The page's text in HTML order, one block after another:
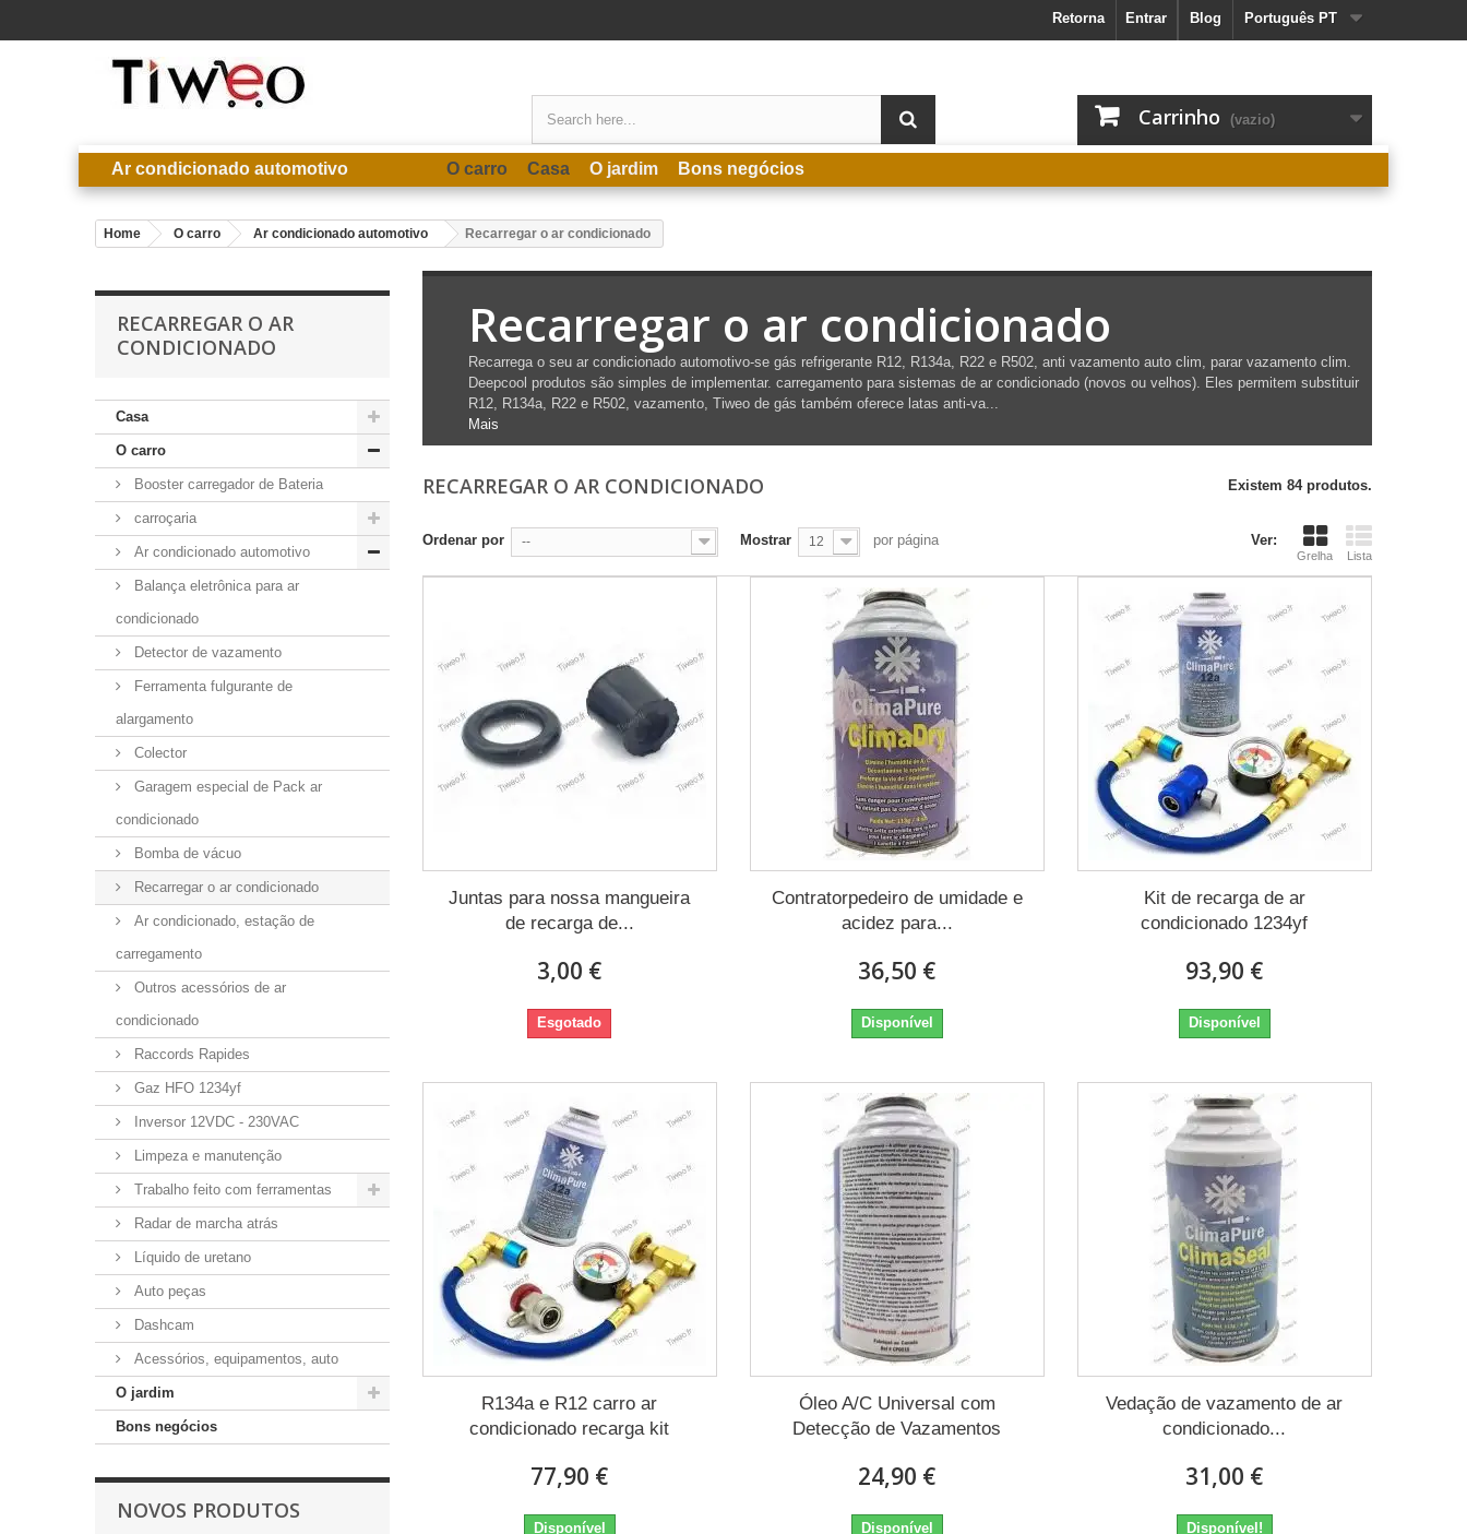
Português PT
Blog
Entrar
Retorna
Carrinho (vazio)
Ar condicionado automotivo O carro Casa O jardim Bons negócios
Home O carro Ar condicionado automotivo Recarregar o ar condicionado
RECARREGAR O AR
CONDICIONADO
Casa
O carro
Booster carregador de Bateria
carroçaria
Ar condicionado automotivo
Balança eletrônica para ar
condicionado
Detector de vazamento
Ferramenta fulgurante de
alargamento
Colector
Garagem especial de Pack ar
condicionado
Bomba de vácuo
Recarregar o ar condicionado
Ar condicionado, estação de
carregamento
Outros acessórios de ar
condicionado
Raccords Rapides
Gaz HFO 1234yf
Inversor 12VDC - 230VAC
Limpeza e manutenção
Trabalho feito com ferramentas
Radar de marcha atrás
Líquido de uretano
Auto peças
Dashcam
Acessórios, equipamentos, auto
O jardim
Bons negócios
NOVOS PRODUTOS
Recarregar o ar condicionado
Recarrega o seu ar condicionado automotivo-se gás refrigerante R12, R134a, R22 e R502, anti vazamento auto clim, parar vazamento clim.
Deepcool produtos são simples de implementar. carregamento para sistemas de ar condicionado (novos ou velhos). Eles permitem substituir
R12, R134a, R22 e R502, vazamento, Tiweo de gás também oferece latas anti-va...
Mais
RECARREGAR O AR CONDICIONADO Existem 84 produtos.
Ver:
Grelha Lista
Ordenar por -- Mostrar 12 por página
Juntas para nossa mangueira
de recarga de...
3,00 €
Esgotado
Contratorpedeiro de umidade e
acidez para...
36,50 €
Disponível
Kit de recarga de ar
condicionado 1234yf
93,90 €
Disponível
R134a e R12 carro ar
condicionado recarga kit
77,90 €
Disponível
Óleo A/C Universal com
Detecção de Vazamentos
24,90 €
Disponível
Vedação de vazamento de ar
condicionado...
31,00 €
Disponível!